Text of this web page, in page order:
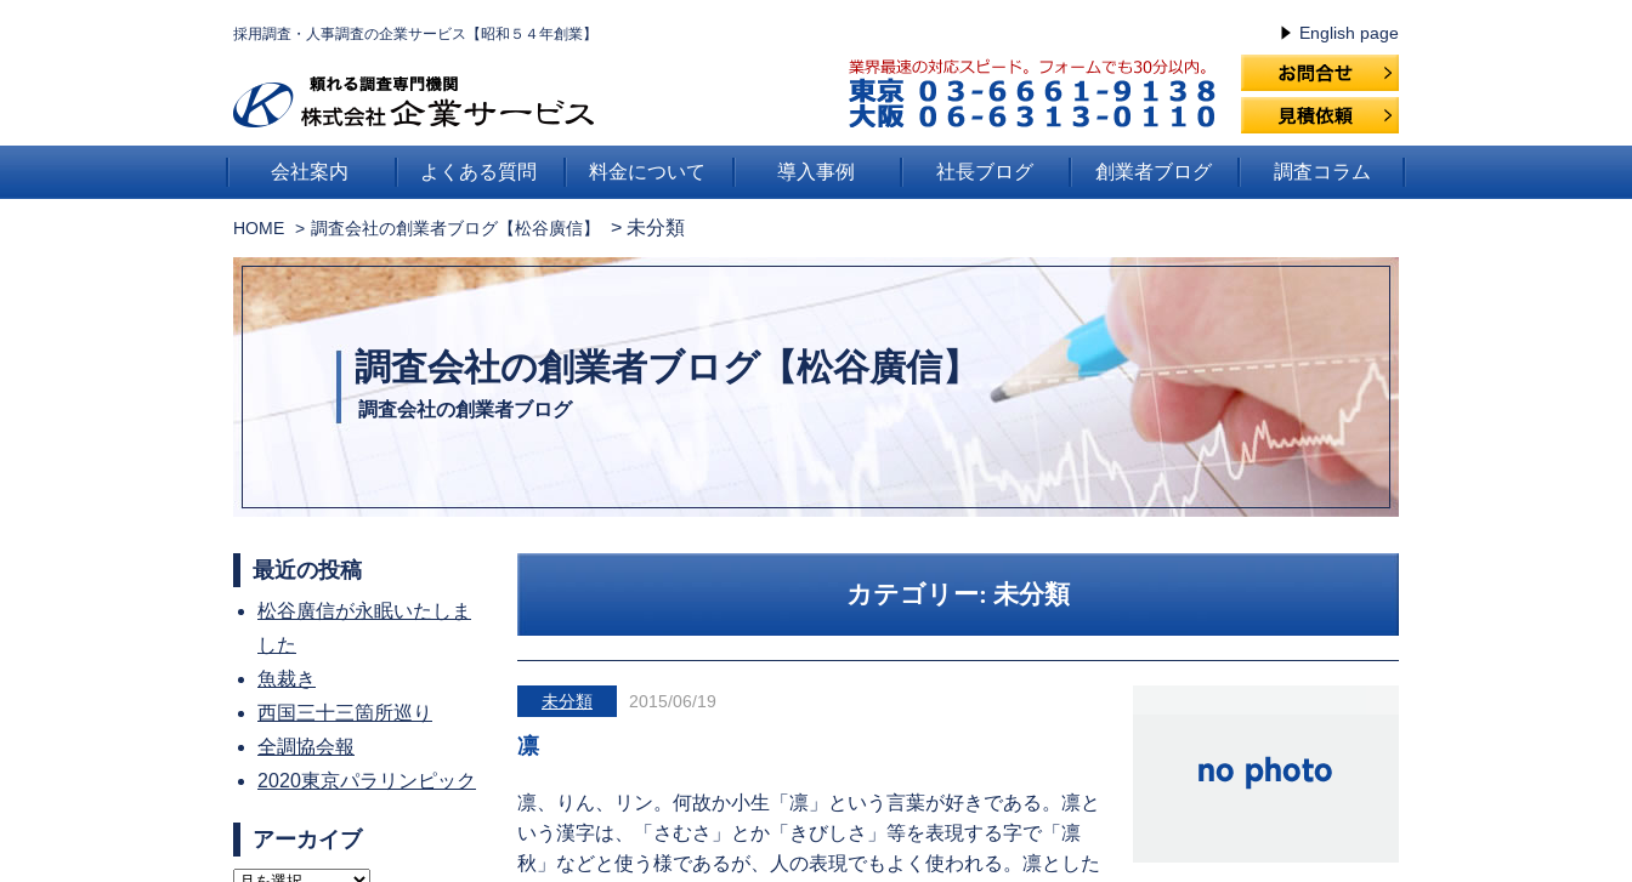
English page
採用調査・人事調査の企業サービス【昭和５４年創業】
会社案内 よくある質問 料金について 導入事例 社長ブログ 創業者ブログ 調査コラム
HOME 調査会社の創業者ブログ【松谷廣信】 > 未分類
調査会社の創業者ブログ【松谷廣信】
調査会社の創業者ブログ
カテゴリー: 未分類
未分類 2015/06/19
凛
凛、りん、リン。何故か小生「凛」という言葉が好きである。凛と
いう漢字は、「さむさ」とか「きびしさ」等を表現する字で「凛
秋」などと使う様であるが、人の表現でもよく使われる。凛とした
最近の投稿
松谷廣信が永眠いたしま
した
魚裁き
西国三十三箇所巡り
全調協会報
2020東京パラリンピック
アーカイブ